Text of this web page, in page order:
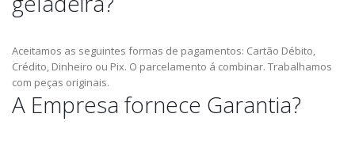
Aceitamos as seguintes formas de pagamentos: Cartão Débito,
Crédito, Dinheiro ou Pix. O parcelamento á combinar. Trabalhamos
com peças originais.
A Empresa fornece Garantia?